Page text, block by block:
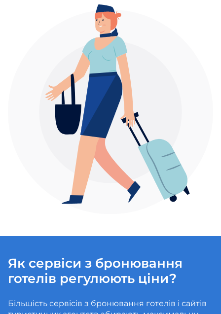
Як сервіси з бронювання
готелів регулюють ціни?
Більшість сервісів з бронювання готелів і сайтів